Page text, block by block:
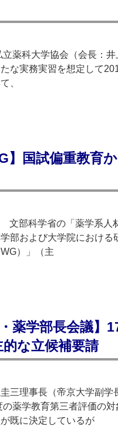
薬科大学協会（会長：井
な実務実習を想定して
、
】国試偏重教育
部科学省の「薬学系人
部および大学院におけ
）」（主
薬学部長会議】
的な立候補要請
三理事長（帝京大学副学
薬学教育第三者評価の
既に決定しているが